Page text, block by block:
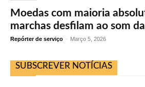
Moedas com maioria
marchas desfilam ao som
Repórter de serviço - Março 5, 2026
SUBSCREVER NOTÍCIAS